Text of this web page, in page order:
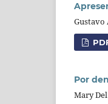
Gustavo
Por
Mary